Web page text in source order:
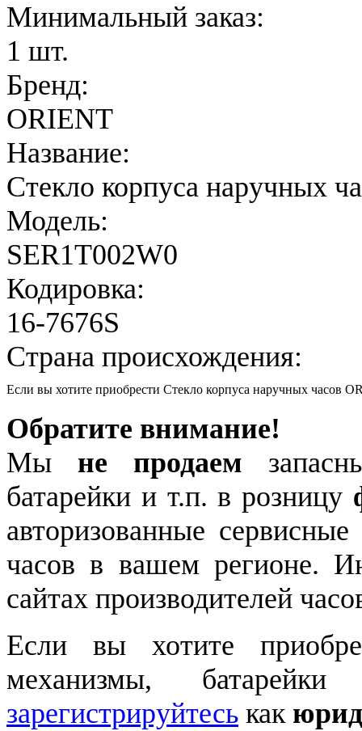
Минимальный заказ:
1 шт.
Бренд:
ORIENT
Название:
Стекло корпуса наручных
Модель:
SER1T002W0
Кодировка:
16-7676S
Страна происхождения:
Если вы хотите приобрести Стекло корпуса наручных часов
Обратите внимание!
Мы не продаем
батарейки и т.п. в розницу
авторизованные
часов в вашем регионе.
сайтах производителей
Если вы хотите
механизмы,
зарегистрируйтесь как